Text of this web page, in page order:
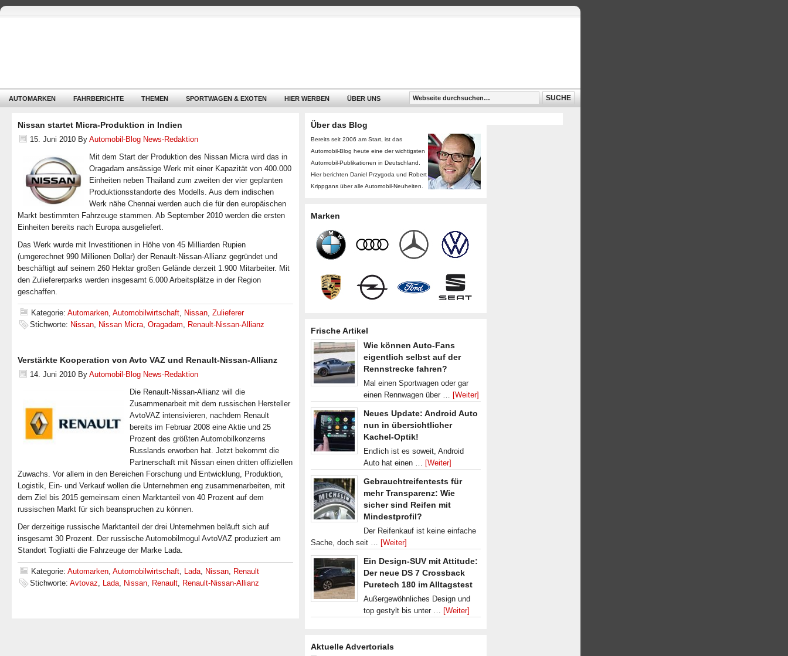
AUTOMARKEN FAHRBERICHTE THEMEN SPORTWAGEN & EXOTEN HIER WERBEN ÜBER UNS
Nissan startet Micra-Produktion in Indien
15. Juni 2010 By Automobil-Blog News-Redaktion
Mit dem Start der Produktion des Nissan Micra wird das in
Oragadam ansässige Werk mit einer Kapazität von 400.000
Einheiten neben Thailand zum zweiten der vier geplanten
Produktionsstandorte des Modells. Aus dem indischen
Werk nähe Chennai werden auch die für den europäischen
Markt bestimmten Fahrzeuge stammen. Ab September 2010 werden die ersten
Einheiten bereits nach Europa ausgeliefert.
Das Werk wurde mit Investitionen in Höhe von 45 Milliarden Rupien
(umgerechnet 990 Millionen Dollar) der Renault-Nissan-Allianz gegründet und
beschäftigt auf seinem 260 Hektar großen Gelände derzeit 1.900 Mitarbeiter. Mit
den Zuliefererparks werden insgesamt 6.000 Arbeitsplätze in der Region
geschaffen.
Kategorie: Automarken, Automobilwirtschaft, Nissan, Zulieferer
Stichworte: Nissan, Nissan Micra, Oragadam, Renault-Nissan-Allianz
Verstärkte Kooperation von Avto VAZ und Renault-Nissan-Allianz
14. Juni 2010 By Automobil-Blog News-Redaktion
Die Renault-Nissan-Allianz will die
Zusammenarbeit mit dem russischen Hersteller
AvtoVAZ intensivieren, nachdem Renault
bereits im Februar 2008 eine Aktie und 25
Prozent des größten Automobilkonzerns
Russlands erworben hat. Jetzt bekommt die
Partnerschaft mit Nissan einen dritten offiziellen
Zuwachs. Vor allem in den Bereichen Forschung und Entwicklung, Produktion,
Logistik, Ein- und Verkauf wollen die Unternehmen eng zusammenarbeiten, mit
dem Ziel bis 2015 gemeinsam einen Marktanteil von 40 Prozent auf dem
russischen Markt für sich beanspruchen zu können.
Der derzeitige russische Marktanteil der drei Unternehmen beläuft sich auf
insgesamt 30 Prozent. Der russische Automobilmogul AvtoVAZ produziert am
Standort Togliatti die Fahrzeuge der Marke Lada.
Kategorie: Automarken, Automobilwirtschaft, Lada, Nissan, Renault
Stichworte: Avtovaz, Lada, Nissan, Renault, Renault-Nissan-Allianz
Über das Blog
Bereits seit 2006 am Start, ist das
Automobil-Blog heute eine der wichtigsten
Automobil-Publikationen in Deutschland.
Hier berichten Daniel Przygoda und Robert
Krippgans über alle Automobil-Neuheiten.
Marken
Frische Artikel
Wie können Auto-Fans
eigentlich selbst auf der
Rennstrecke fahren?
Mal einen Sportwagen oder gar
einen Rennwagen über … [Weiter]
Neues Update: Android Auto
nun in übersichtlicher
Kachel-Optik!
Endlich ist es soweit, Android
Auto hat einen … [Weiter]
Gebrauchtreifentests für
mehr Transparenz: Wie
sicher sind Reifen mit
Mindestprofil?
Der Reifenkauf ist keine einfache
Sache, doch seit … [Weiter]
Ein Design-SUV mit Attitude:
Der neue DS 7 Crossback
Puretech 180 im Alltagstest
Außergewöhnliches Design und
top gestylt bis unter … [Weiter]
Aktuelle Advertorials